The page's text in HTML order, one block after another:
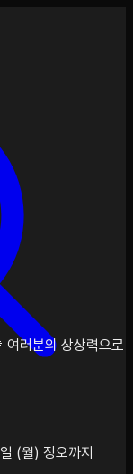
여러분의 상상력으로
(월) 정오까지